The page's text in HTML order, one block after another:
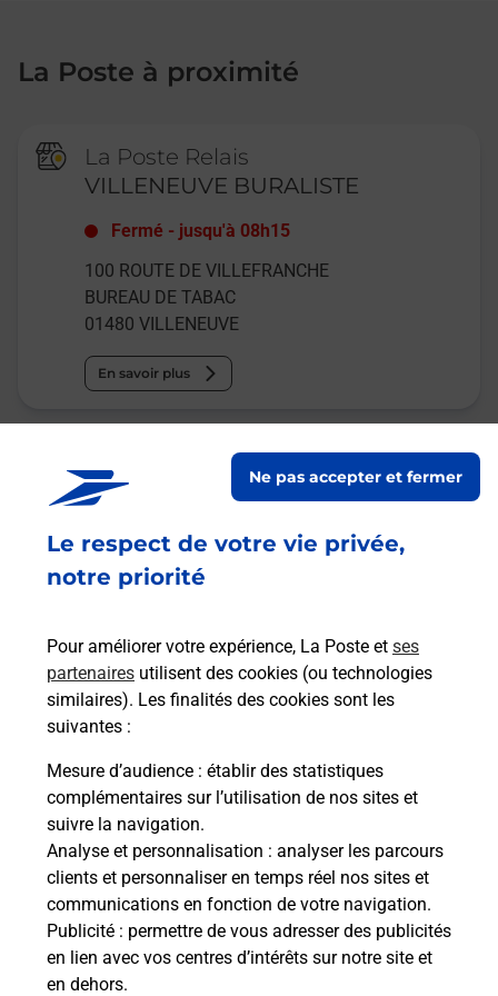
Le respect de votre vie privée,
notre priorité
Pour améliorer votre expérience, La Poste et ses
partenaires utilisent des cookies (ou technologies
similaires). Les finalités des cookies sont les
suivantes :
Mesure d’audience : établir des statistiques
complémentaires sur l’utilisation de nos sites et
suivre la navigation.
Analyse et personnalisation : analyser les parcours
clients et personnaliser en temps réel nos sites et
communications en fonction de votre navigation.
Publicité : permettre de vous adresser des publicités
en lien avec vos centres d’intérêts sur notre site et
en dehors.
Ne pas accepter et fermer
La Poste à proximité
La Poste Relais
VILLENEUVE BURALISTE
Fermé - jusqu'à 08h15
100 ROUTE DE VILLEFRANCHE
BUREAU DE TABAC
01480 VILLENEUVE
En savoir plus
Relais Pickup
EPICERIE SAVIGNEUX
Ouvert- jusqu'à
12h30
87 RUE DE L EGLISE
En savoir plus
Malin !
La Poste
en ligne
Ouvert 24h/24
En savoir plus